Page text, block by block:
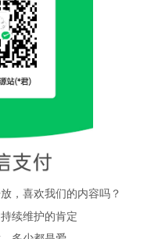
，喜欢我们的内容吗？
续维护的肯定